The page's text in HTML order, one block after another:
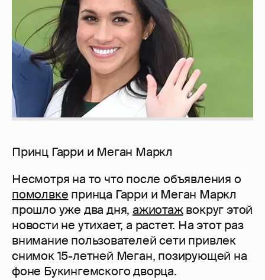
Принц Гарри и Меган Маркл
Несмотря на то что после объявления о
помолвке принца Гарри и Меган Маркл
прошло уже два дня,ажиотажвокруг этой
новости не утихает, а растет. На этот раз
внимание пользователей сети привлек
снимок 15-летней Меган, позирующей на
фоне Букингемского дворца.